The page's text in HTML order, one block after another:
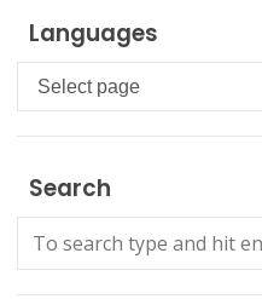
Languages
Languages
Search